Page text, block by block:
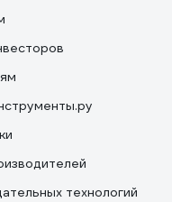
технологий